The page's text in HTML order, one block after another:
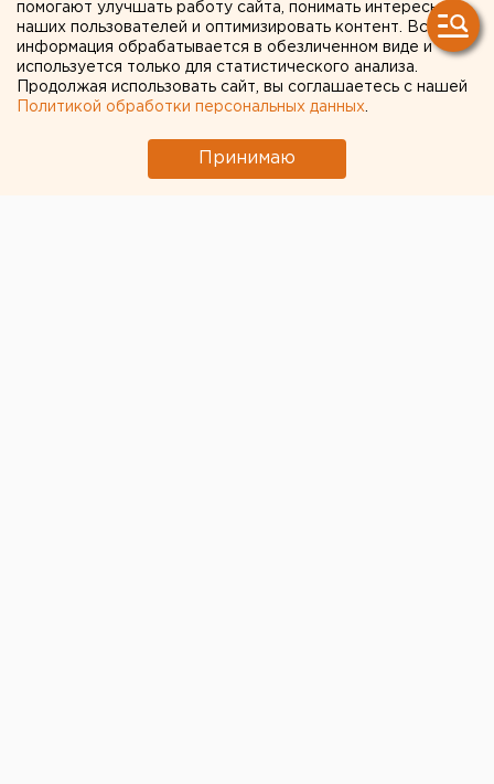
обогатительный комбинат
помогают улучшать работу сайта, понимать интересы
наших пользователей и оптимизировать контент. Вся
информация обрабатывается в обезличенном виде и
используется только для статистического анализа.
Продолжая использовать сайт, вы соглашаетесь с нашей
Политикой обработки персональных данных
Принимаю